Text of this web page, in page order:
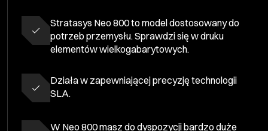
Stratasys Neo 800 to model dostosowany do
potrzeb przemysłu. Sprawdzi się w druku
elementów wielkogabarytowych.
Działa w zapewniającej precyzję technologii
SLA.
W Neo 800 masz do dyspozycji bardzo duże